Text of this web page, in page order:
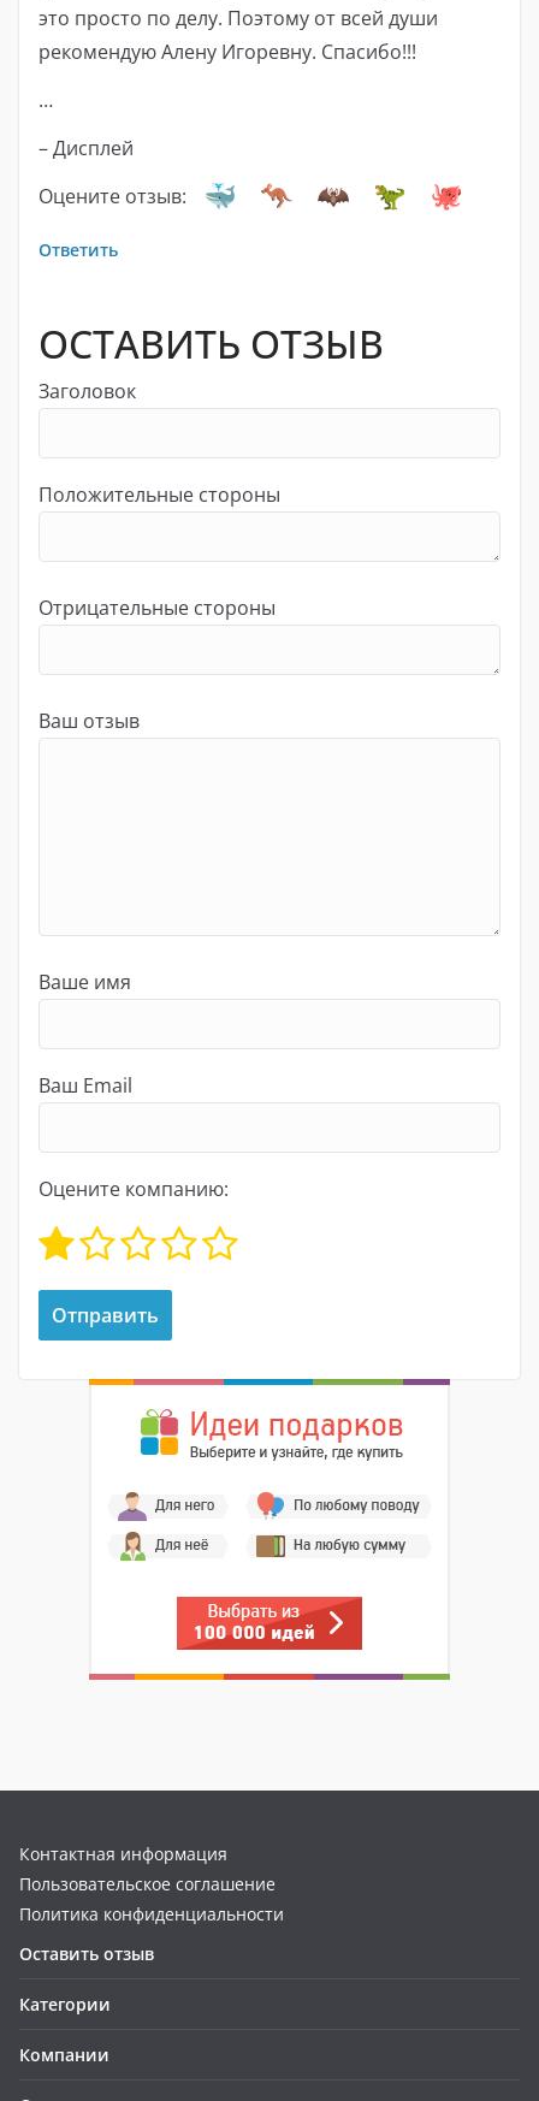
это просто по делу. Поэтому от всей души
рекомендую Алену Игоревну. Спасибо!!!
…
– Дисплей
Оцените отзыв:
Ответить
ОСТАВИТЬ ОТЗЫВ
Заголовок
Положительные стороны
Отрицательные стороны
Ваш отзыв
Ваше имя
Ваш Email
Оцените компанию:
Контактная информация
Пользовательское соглашение
Политика конфиденциальности
Оставить отзыв
Категории
Компании